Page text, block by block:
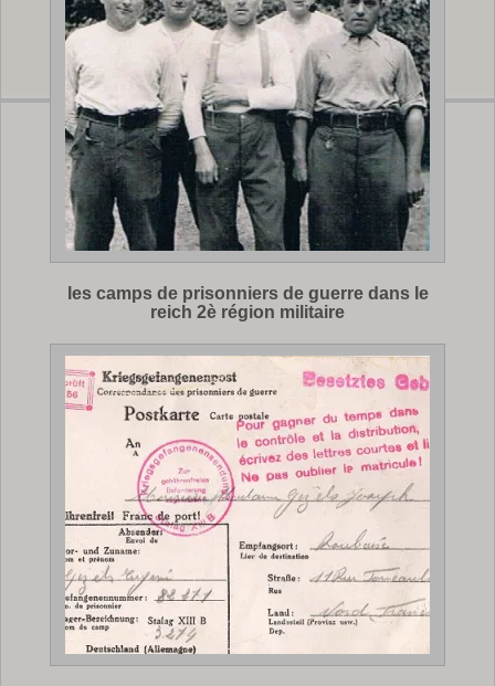
les camps de prisonniers de guerre dans le
reich 2è région militaire